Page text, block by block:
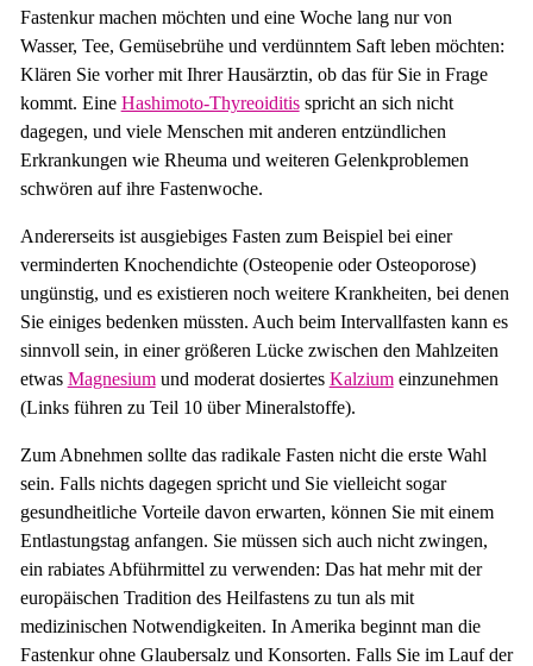
Fastenkur machen möchten und eine Woche lang nur von
Wasser, Tee, Gemüsebrühe und verdünntem Saft leben möchten:
Klären Sie vorher mit Ihrer Hausärztin, ob das für Sie in Frage
kommt. Eine Hashimoto-Thyreoiditisspricht an sich nicht
dagegen, und viele Menschen mit anderen entzündlichen
Erkrankungen wie Rheuma und weiteren Gelenkproblemen
schwören auf ihre Fastenwoche.
Andererseits ist ausgiebiges Fasten zum Beispiel bei einer
verminderten Knochendichte (Osteopenie oder Osteoporose)
ungünstig, und es existieren noch weitere Krankheiten, bei denen
Sie einiges bedenken müssten. Auch beim Intervallfasten kann es
sinnvoll sein, in einer größeren Lücke zwischen den Mahlzeiten
etwas Magnesiumund moderat dosiertes Kalziumeinzunehmen
(Links führen zu Teil 10 über Mineralstoffe).
Zum Abnehmen sollte das radikale Fasten nicht die erste Wahl
sein. Falls nichts dagegen spricht und Sie vielleicht sogar
gesundheitliche Vorteile davon erwarten, können Sie mit einem
Entlastungstag anfangen. Sie müssen sich auch nicht zwingen,
ein rabiates Abführmittel zu verwenden: Das hat mehr mit der
europäischen Tradition des Heilfastens zu tun als mit
medizinischen Notwendigkeiten. In Amerika beginnt man die
Fastenkur ohne Glaubersalz und Konsorten. Falls Sie im Lauf der